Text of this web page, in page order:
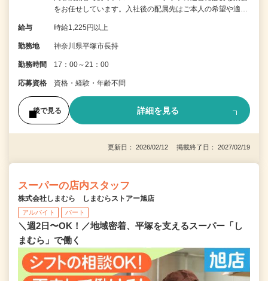
をお任せしています。入社後の配属先はご本人の希望や適…
給与 時給1,225円以上
勤務地 神奈川県平塚市長持
勤務時間 17：00～21：00
応募資格 資格・経験・年齢不問
後で見る 詳細を見る
更新日： 2026/02/12 掲載終了日： 2027/02/19
スーパーの店内スタッフ
株式会社しまむら しまむらストアー旭店
アルバイト パート
＼週2日〜OK！／地域密着、平塚を支えるスーパー「し
まむら」で働く